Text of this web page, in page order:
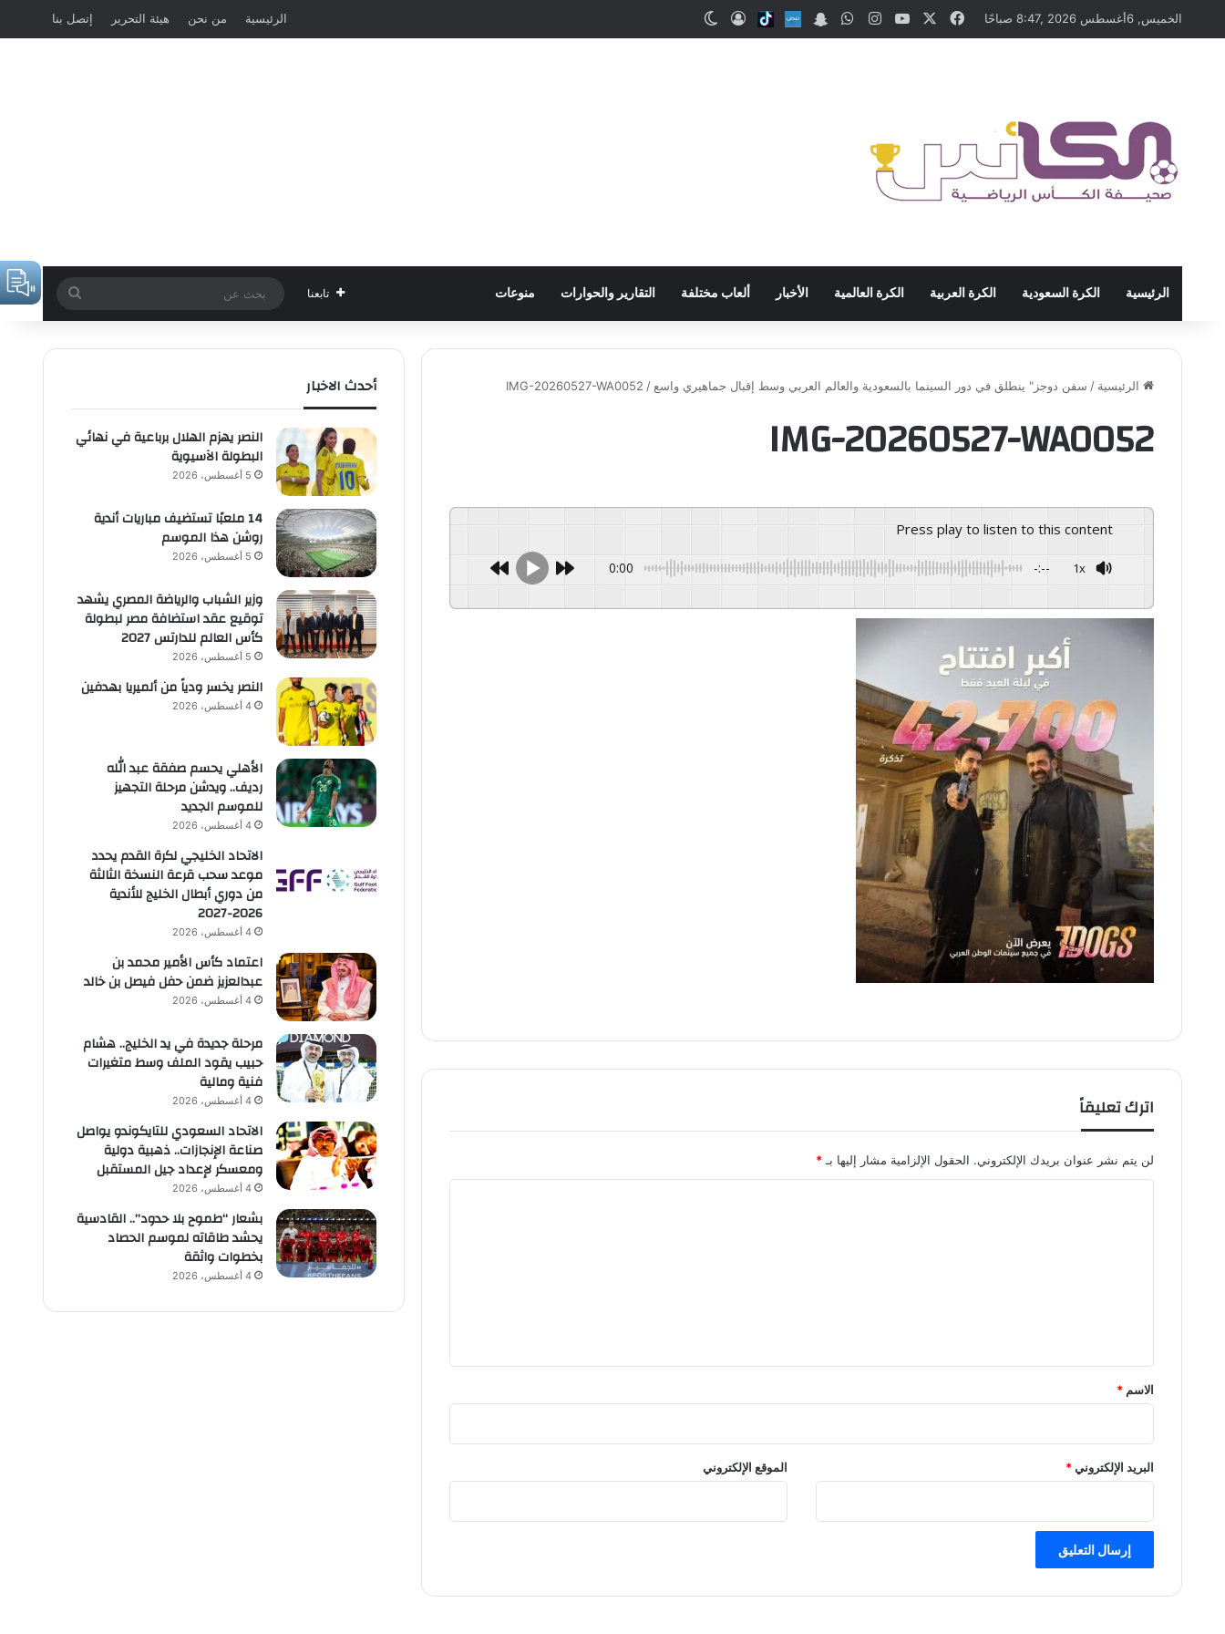
الخميس, 6أغسطس 2026 ,8:47 صباحًا فيسبوك ‫YouTubeانستقرامواتسابSnapchat
Nabd
Tiktokتسجيل الدخول الرئيسية من نحن هيئة التحرير إتصل بنا
الرئيسية الكرة السعودية الكرة العربية الكرة العالمية الأخبار ألعاب مختلفة التقارير والحوارات منوعات تابعنا
عن
الرئيسية / سفن دوجز" ينطلق في دور السينما بالسعودية والعالم العربي وسط إقبال جماهيري واسع /
IMG-20260527-WA0052
IMG-20260527-WA0052
Press play to listen to this content
0:00 -:-- 1x
اترك تعليقاً
لن يتم نشر عنوان بريدك الإلكتروني. الحقول الإلزامية مشار إليها بـ *
*
الاسم *
البريد الإلكتروني* الموقع الإلكتروني
أحدث الاخبار
النصر يهزم الهلال برباعية في نهائي
البطولة الآسيوية
5 أغسطس، 2026
14 ملعبًا تستضيف مباريات أندية
روشن هذا الموسم
5 أغسطس، 2026
وزير الشباب والرياضة المصري يشهد
توقيع عقد استضافة مصر لبطولة
كأس العالم للدارتس 2027
5 أغسطس، 2026
النصر يخسر ودياً من ألميريا بهدفين
4 أغسطس، 2026
الأهلي يحسم صفقة عبد الله
رديف.. ويدشن مرحلة التجهيز
للموسم الجديد
4 أغسطس، 2026
الاتحاد الخليجي لكرة القدم يحدد
موعد سحب قرعة النسخة الثالثة
من دوري أبطال الخليج للأندية
2026-2027
4 أغسطس، 2026
اعتماد كأس الأمير محمد بن
عبدالعزيز ضمن حفل فيصل بن خالد
4 أغسطس، 2026
مرحلة جديدة في يد الخليج.. هشام
حبيب يقود الملف وسط متغيرات
فنية ومالية
4 أغسطس، 2026
الاتحاد السعودي للتايكوندو يواصل
صناعة الإنجازات.. ذهبية دولية
ومعسكر لإعداد جيل المستقبل
4 أغسطس، 2026
بشعار “طموح بلا حدود”.. القادسية
يحشد طاقاته لموسم الحصاد
بخطوات واثقة
4 أغسطس، 2026